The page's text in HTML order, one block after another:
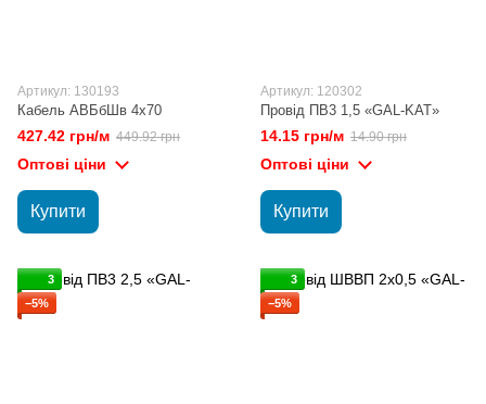
Артикул: 130193
Кабель АВБбШв 4х70
427.42 грн/м 449.92 грн
Оптові ціни
Купити
Артикул: 120302
Провід ПВ3 1,5 «GAL-KAT»
14.15 грн/м 14.90 грн
Оптові ціни
Купити
3
−5%
3
−5%